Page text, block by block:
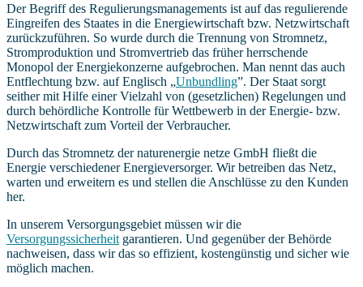
Der Begriff des Regulierungsmanagements ist auf das regulierende
Eingreifen des Staates in die Energiewirtschaft bzw. Netzwirtschaft
zurückzuführen. So wurde durch die Trennung von Stromnetz,
Stromproduktion und Stromvertrieb das früher herrschende
Monopol der Energiekonzerne aufgebrochen. Man nennt das auch
Entflechtung bzw. auf Englisch „Unbundling”. Der Staat sorgt
seither mit Hilfe einer Vielzahl von (gesetzlichen) Regelungen und
durch behördliche Kontrolle für Wettbewerb in der Energie- bzw.
Netzwirtschaft zum Vorteil der Verbraucher.
Durch das Stromnetz der naturenergie netze GmbH fließt die
Energie verschiedener Energieversorger. Wir betreiben das Netz,
warten und erweitern es und stellen die Anschlüsse zu den Kunden
her.
In unserem Versorgungsgebiet müssen wir die
Versorgungssicherheit garantieren. Und gegenüber der Behörde
nachweisen, dass wir das so effizient, kostengünstig und sicher wie
möglich machen.